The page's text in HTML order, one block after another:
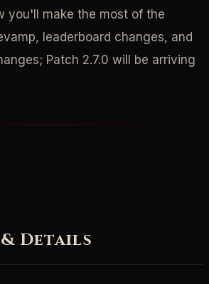
you'll make the most of the
leaderboard changes, and
Patch 2.7.0 will be arriving
& Details